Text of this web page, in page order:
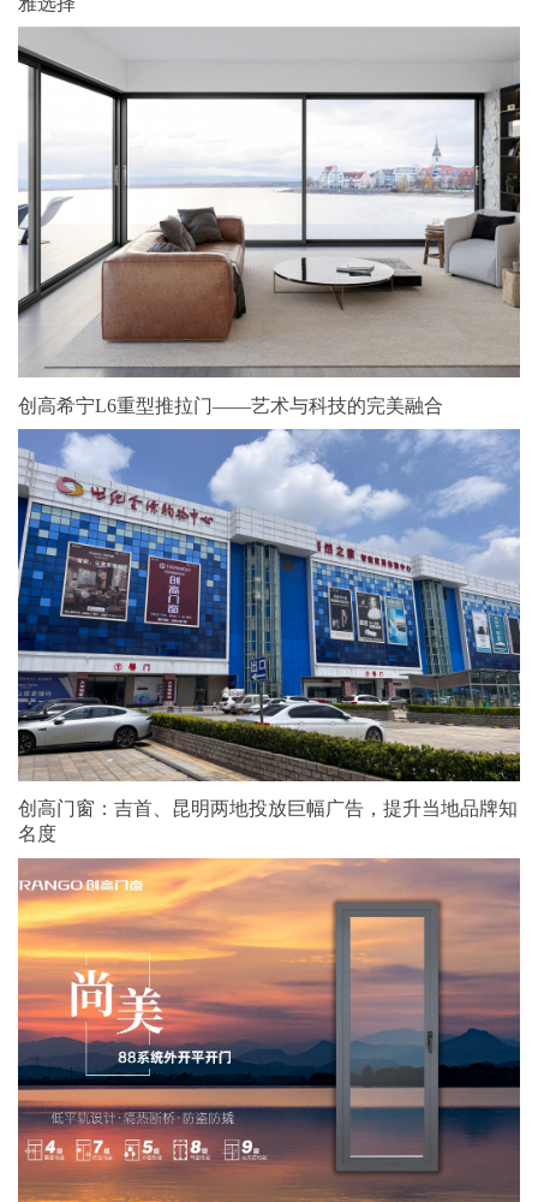
创高希宁L6重型推拉门——艺术与科技的完美融合
创高门窗：吉首、昆明两地投放巨幅广告，提升当地品牌知
名度